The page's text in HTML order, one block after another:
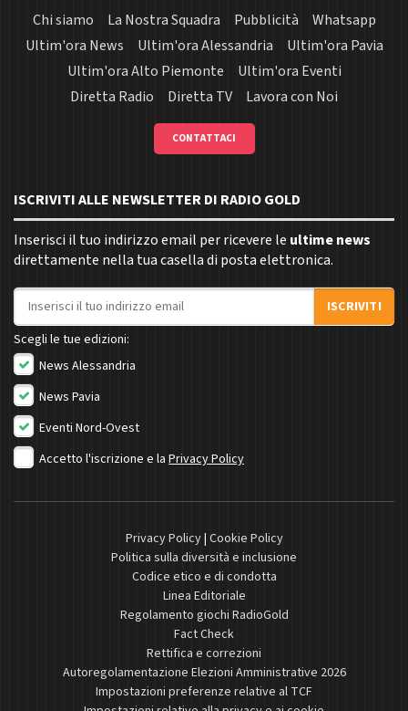
Chi siamo La Nostra Squadra Pubblicità
Whatsapp
Ultim'ora News
Ultim'ora Alessandria
Ultim'ora Pavia
Ultim'ora Alto Piemonte
Ultim'ora Eventi
Diretta Radio
Diretta TV Lavora con Noi
CONTATTACI
ISCRIVITI ALLE NEWSLETTER DI RADIO GOLD
Inserisci il tuo indirizzo email per ricevere le ultime news
direttamente nella tua casella di posta elettronica.
Indirizzo email
ISCRIVITI
Scegli le tue edizioni:
News Alessandria
News Pavia
Eventi Nord-Ovest
Accetto l'iscrizione e la Privacy Policy
Privacy Policy| Cookie Policy
Politica sulla diversità e inclusione
Codice etico e di condotta
Linea Editoriale
Regolamento giochi RadioGold
Fact Check
Rettifica e correzioni
Autoregolamentazione Elezioni Amministrative 2026
Impostazioni preferenze relative al TCF